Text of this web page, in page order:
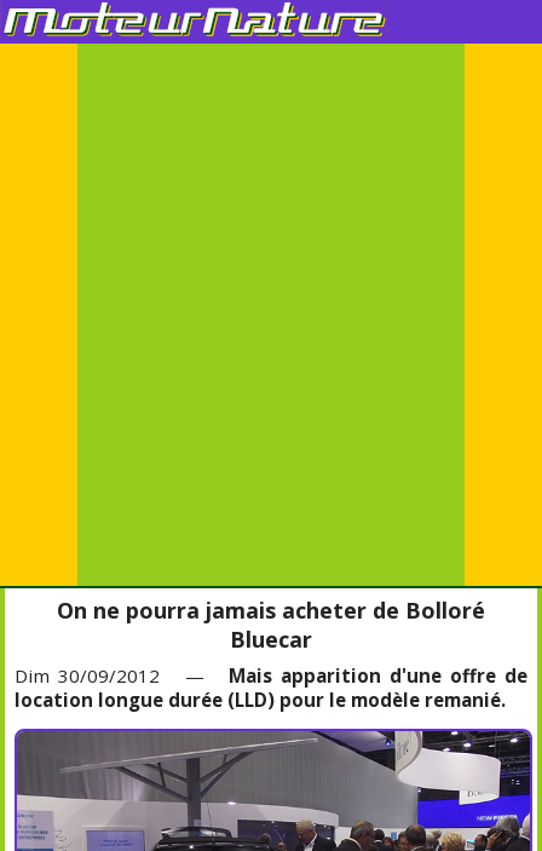
On ne pourra jamais acheter de Bolloré
Bluecar
Dim 30/09/2012 — Mais apparition d'une offre de
location longue durée (LLD) pour le modèle remanié.